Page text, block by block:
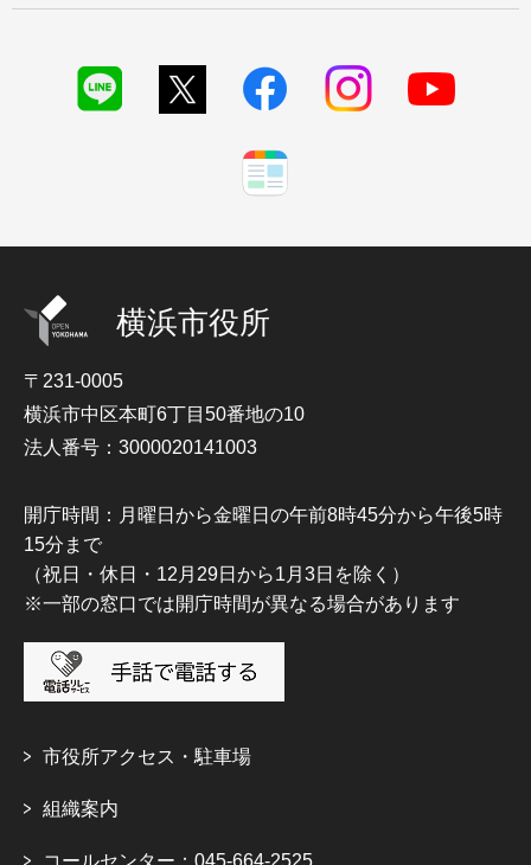
横浜市役所
〒231-0005
横浜市中区本町6丁目50番地の10
法人番号：3000020141003
開庁時間：月曜日から金曜日の午前8時45分から午後5時
15分まで
（祝日・休日・12月29日から1月3日を除く）
※一部の窓口では開庁時間が異なる場合があります
市役所アクセス・駐車場
組織案内
コールセンター：045-664-2525